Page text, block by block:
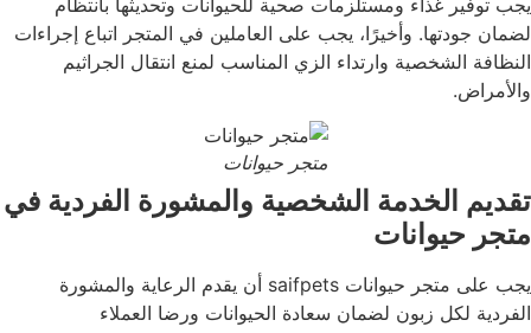
لضمان جودتها. وأخيرًا، يجب على العاملين في المتجر اتباع إجراءات
النظافة الشخصية وارتداء الزي المناسب لمنع انتقال الجراثيم
والأمراض.
متجر حيوانات
تقديم الخدمة الشخصية والمشورة الفردية في
متجر حيوانات
يجب على متجر حيوانات saifpets أن يقدم الرعاية والمشورة
الفردية لكل زبون لضمان سعادة الحيوانات ورضا العملاء